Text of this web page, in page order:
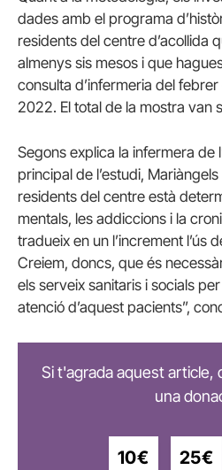
dades amb el programa
residents del centre d’acollida
almenys sis mesos i que
consulta d’infermeria del
2022. El total de la mostra van
Segons explica la infermera de
principal de l’estudi,
residents del centre està
mentals, les addiccions i la
tradueix en un l’increment l’ús
Creiem, doncs, que és
els serveix sanitaris i socials
atenció d’aquest pacients”,
Si t'agrada aquest article,
una
10€ 25€